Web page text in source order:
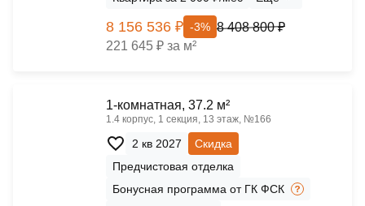
8 156 536 ₽ -3% 8 408 800 ₽
221 645 ₽ за м²
1-комнатная, 37.2 м²
1.4 корпус, 1 секция, 13 этаж, №166
2 кв 2027
Скидка
Предчистовая отделка
Бонусная программа от ГК ФСК